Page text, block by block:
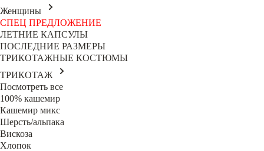
Женщины
СПЕЦ ПРЕДЛОЖЕНИЕ
ЛЕТНИЕ КАПСУЛЫ
ПОСЛЕДНИЕ РАЗМЕРЫ
ТРИКОТАЖНЫЕ КОСТЮМЫ
ТРИКОТАЖ
Посмотреть все
100% кашемир
Кашемир микс
Шерсть/альпака
Вискоза
Хлопок